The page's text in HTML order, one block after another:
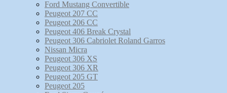
Ford Mustang Convertible
Peugeot 207 CC
Peugeot 206 CC
Peugeot 406 Break Crystal
Peugeot 306 Cabriolet Roland Garros
Nissan Micra
Peugeot 306 XS
Peugeot 306 XR
Peugeot 205 GT
Peugeot 205